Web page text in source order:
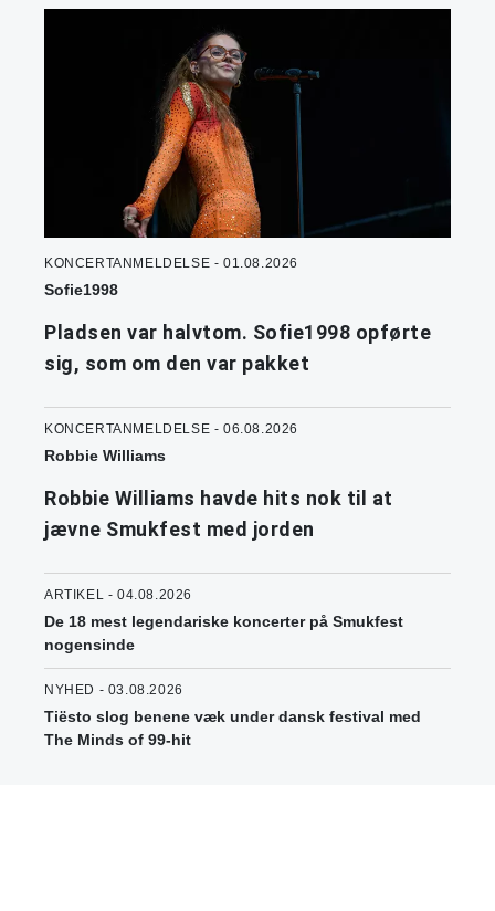
KONCERTANMELDELSE - 01.08.2026
Sofie1998
Pladsen var halvtom. Sofie1998 opførte
sig, som om den var pakket
KONCERTANMELDELSE - 06.08.2026
Robbie Williams
Robbie Williams havde hits nok til at
jævne Smukfest med jorden
ARTIKEL - 04.08.2026
De 18 mest legendariske koncerter på Smukfest
nogensinde
NYHED - 03.08.2026
Tiësto slog benene væk under dansk festival med
The Minds of 99-hit